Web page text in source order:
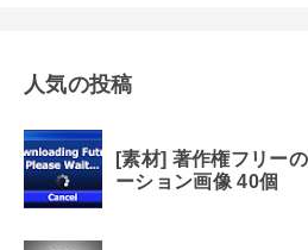
人気の投稿
[素材] 著作権フリー
ーション画像 40個